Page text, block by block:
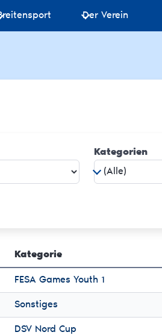
Der Verein
Kategorien
Kategorie
FESA Games Youth 1
Sonstiges
DSV Nord Cup